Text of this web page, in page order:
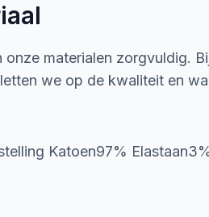
onze materialen zorgvuldig.
we op de kwaliteit en
Katoen97%